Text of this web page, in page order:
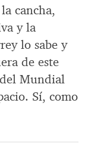
cancha,
y la
lo sabe y
de este
Mundial
Sí, como